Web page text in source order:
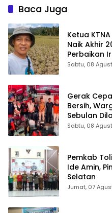
Dimusnahkan
Baca Juga
Ketua
Naik Akhir
Perbaikan
Sabtu, 08
Gerak
Bersih,
Sebulan
Sabtu, 08
Pemkab
Ide Amin,
Selatan
Jumat, 07